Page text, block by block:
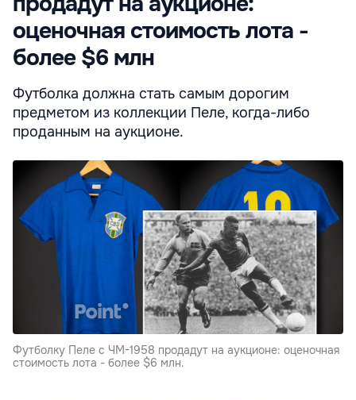
оценочная стоимость лота -
более $6 млн
Футболка должна стать самым дорогим
предметом из коллекции Пеле, когда-либо
проданным на аукционе.
Футболку Пеле с ЧМ-1958 продадут на аукционе: оценочная
стоимость лота - более $6 млн.